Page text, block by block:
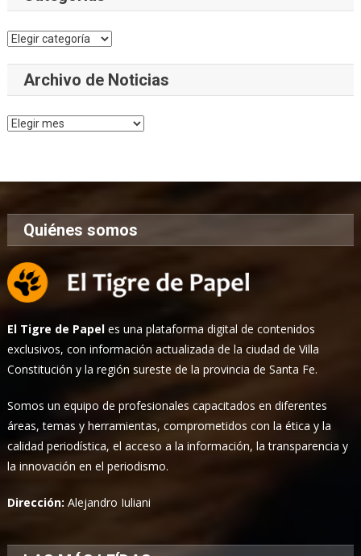
Categorías
Archivo de Noticias
Archivo
Quiénes somos
El Tigre de Papel es una plataforma digital de contenidos
exclusivos, con información actualizada de la ciudad de Villa
Constitución y la región sureste de la provincia de Santa Fe.
Somos un equipo de profesionales capacitados en diferentes
áreas, temas y herramientas, comprometidos con la ética y la
calidad periodística, el acceso a la información, la transparencia y
la innovación en el periodismo.
Dirección:Alejandro Iuliani